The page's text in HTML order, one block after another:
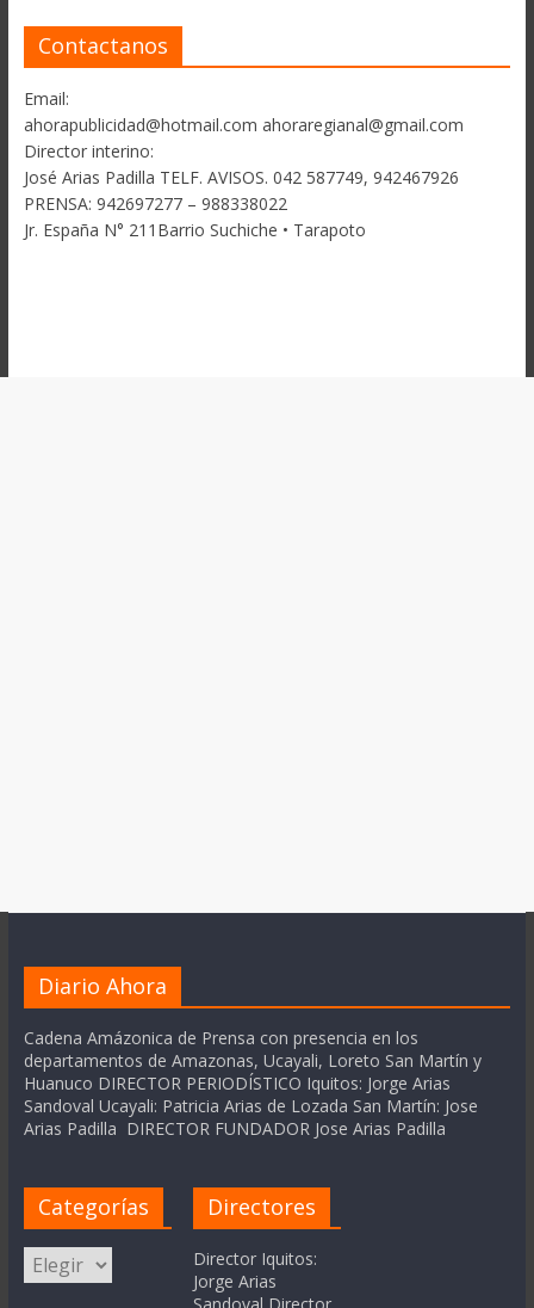
Contactanos
Email:
ahorapublicidad@hotmail.com ahoraregianal@gmail.com
Director interino:
José Arias Padilla TELF. AVISOS. 042 587749, 942467926
PRENSA: 942697277 – 988338022
Jr. España N° 211Barrio Suchiche • Tarapoto
Diario Ahora
Cadena Amázonica de Prensa con presencia en los
departamentos de Amazonas, Ucayali, Loreto San Martín y
Huanuco DIRECTOR PERIODÍSTICO Iquitos: Jorge Arias
Sandoval Ucayali: Patricia Arias de Lozada San Martín: Jose
Arias Padilla DIRECTOR FUNDADOR Jose Arias Padilla
Categorías
Categorías
Directores
Director Iquitos:
Jorge Arias